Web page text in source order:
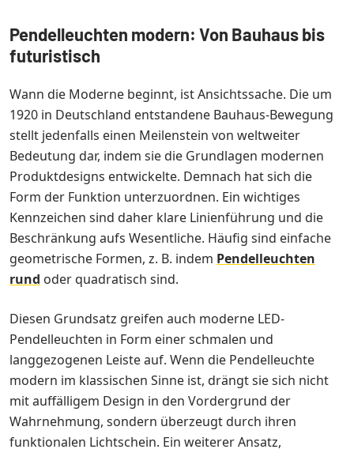
Pendelleuchten modern: Von Bauhaus bis
futuristisch
Wann die Moderne beginnt, ist Ansichtssache. Die um
1920 in Deutschland entstandene Bauhaus-Bewegung
stellt jedenfalls einen Meilenstein von weltweiter
Bedeutung dar, indem sie die Grundlagen modernen
Produktdesigns entwickelte. Demnach hat sich die
Form der Funktion unterzuordnen. Ein wichtiges
Kennzeichen sind daher klare Linienführung und die
Beschränkung aufs Wesentliche. Häufig sind einfache
geometrische Formen, z. B. indem Pendelleuchten
rund oder quadratisch sind.
Diesen Grundsatz greifen auch moderne LED-
Pendelleuchten in Form einer schmalen und
langgezogenen Leiste auf. Wenn die Pendelleuchte
modern im klassischen Sinne ist, drängt sie sich nicht
mit auffälligem Design in den Vordergrund der
Wahrnehmung, sondern überzeugt durch ihren
funktionalen Lichtschein. Ein weiterer Ansatz,